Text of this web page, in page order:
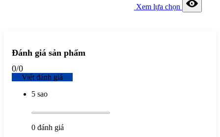
Xem lựa chọn
Đánh giá sản phẩm
0/0
Viết đánh giá
5 sao
0 đánh giá